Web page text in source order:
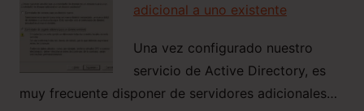
adicional a uno existente
Una vez configurado nuestro
servicio de Active Directory, es
muy frecuente disponer de servidores adicionales…